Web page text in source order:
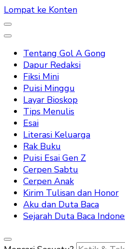
Lompat ke Konten
Tentang Gol A Gong
Dapur Redaksi
Fiksi Mini
Puisi Minggu
Layar Bioskop
Tips Menulis
Esai
Literasi Keluarga
Rak Buku
Puisi Esai Gen Z
Cerpen Sabtu
Cerpen Anak
Kirim Tulisan dan Honor
Aku dan Duta Baca
Sejarah Duta Baca